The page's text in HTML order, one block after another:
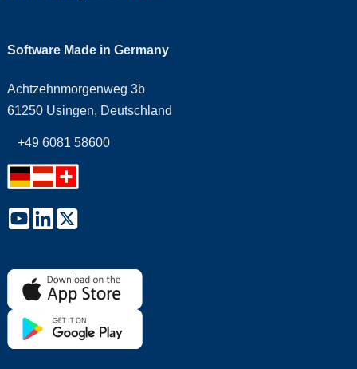
Software Made in Germany
Achtzehnmorgenweg 3b
61250 Usingen, Deutschland
+49 6081 58600